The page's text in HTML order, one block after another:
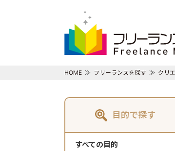
HOME フリーランスを探す クリ
目的で探す
すべての目的